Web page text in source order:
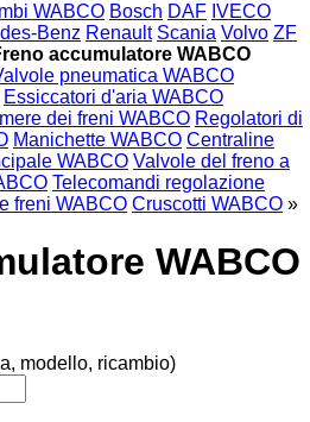
WABCO Bosch DAF IVECO
Benz Renault Scania Volvo ZF
accumulatore WABCO
pneumatica WABCO
Essiccatori d'aria WABCO
dei freni WABCO Regolatori di
Manichette WABCO Centraline
WABCO Valvole del freno a
Telecomandi regolazione
freni WABCO Cruscotti WABCO »
WABCO
modello, ricambio)